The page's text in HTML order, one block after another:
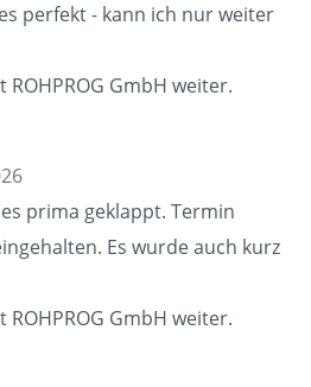
perfekt - kann ich nur weiter
GmbH weiter.
prima geklappt. Termin
Es wurde auch kurz
GmbH weiter.